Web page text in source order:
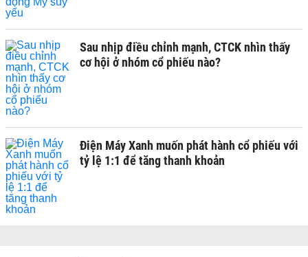
Sau nhịp điều chỉnh mạnh, CTCK nhìn thấy
cơ hội ở nhóm cổ phiếu nào?
Điện Máy Xanh muốn phát hành cổ phiếu với
tỷ lệ 1:1 để tăng thanh khoản